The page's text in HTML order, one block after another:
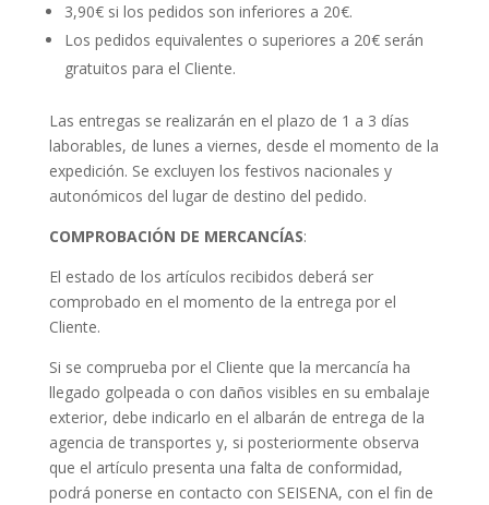
3,90€ si los pedidos son inferiores a 20€.
Los pedidos equivalentes o superiores a 20€ serán
gratuitos para el Cliente.
Las entregas se realizarán en el plazo de 1 a 3 días
laborables, de lunes a viernes, desde el momento de la
expedición. Se excluyen los festivos nacionales y
autonómicos del lugar de destino del pedido.
COMPROBACIÓN DE MERCANCÍAS:
El estado de los artículos recibidos deberá ser
comprobado en el momento de la entrega por el
Cliente.
Si se comprueba por el Cliente que la mercancía ha
llegado golpeada o con daños visibles en su embalaje
exterior, debe indicarlo en el albarán de entrega de la
agencia de transportes y, si posteriormente observa
que el artículo presenta una falta de conformidad,
podrá ponerse en contacto con SEISENA, con el fin de